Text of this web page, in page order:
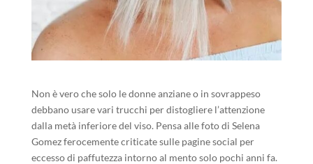
Non è vero che solo le donne anziane o in sovrappeso
debbano usare vari trucchi per distogliere l’attenzione
dalla metà inferiore del viso. Pensa alle foto di Selena
Gomez ferocemente criticate sulle pagine social per
eccesso di paffutezza intorno al mento solo pochi anni fa.